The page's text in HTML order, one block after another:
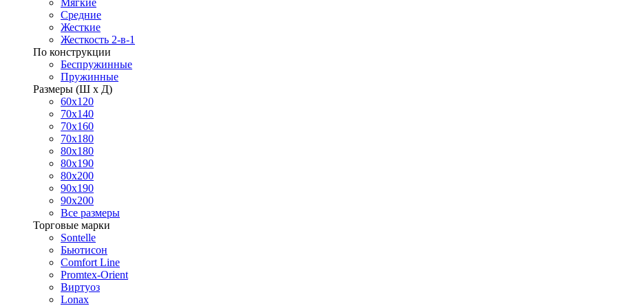
Мягкие
Средние
Жесткие
Жесткость 2-в-1
По конструкции
Беспружинные
Пружинные
Размеры (Ш х Д)
60х120
70х140
70х160
70х180
80х180
80х190
80х200
90х190
90х200
Все размеры
Торговые марки
Sontelle
Бьютисон
Comfort Line
Promtex-Orient
Виртуоз
Lonax